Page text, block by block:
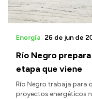
Río Negro
etapa que viene
Energía 26 de jun de
Río Negro trabaja para
proyectos energéticos